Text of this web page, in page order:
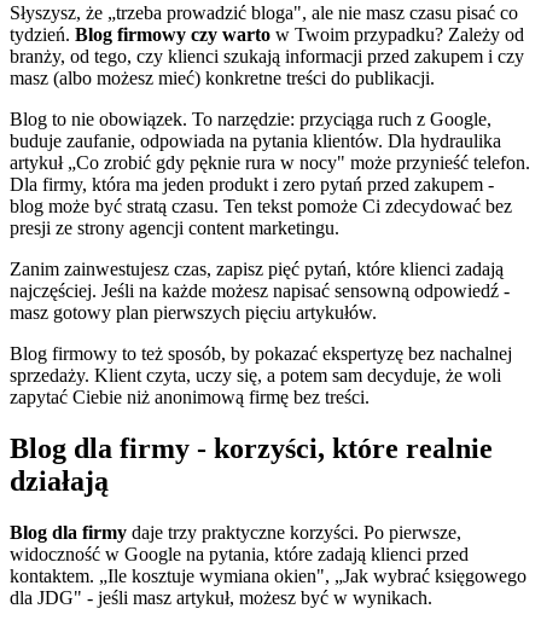
Słyszysz, że „trzeba prowadzić bloga", ale nie masz czasu pisać co
tydzień. Blog firmowy czy warto w Twoim przypadku? Zależy od
branży, od tego, czy klienci szukają informacji przed zakupem i czy
masz (albo możesz mieć) konkretne treści do publikacji.
Blog to nie obowiązek. To narzędzie: przyciąga ruch z Google,
buduje zaufanie, odpowiada na pytania klientów. Dla hydraulika
artykuł „Co zrobić gdy pęknie rura w nocy" może przynieść telefon.
Dla firmy, która ma jeden produkt i zero pytań przed zakupem -
blog może być stratą czasu. Ten tekst pomoże Ci zdecydować bez
presji ze strony agencji content marketingu.
Zanim zainwestujesz czas, zapisz pięć pytań, które klienci zadają
najczęściej. Jeśli na każde możesz napisać sensowną odpowiedź -
masz gotowy plan pierwszych pięciu artykułów.
Blog firmowy to też sposób, by pokazać ekspertyzę bez nachalnej
sprzedaży. Klient czyta, uczy się, a potem sam decyduje, że woli
zapytać Ciebie niż anonimową firmę bez treści.
Blog dla firmy - korzyści, które realnie
działają
Blog dla firmy daje trzy praktyczne korzyści. Po pierwsze,
widoczność w Google na pytania, które zadają klienci przed
kontaktem. „Ile kosztuje wymiana okien", „Jak wybrać księgowego
dla JDG" - jeśli masz artykuł, możesz być w wynikach.